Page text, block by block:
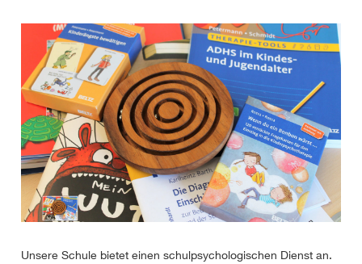
Unsere Schule bietet einen schulpsychologischen Dienst an.